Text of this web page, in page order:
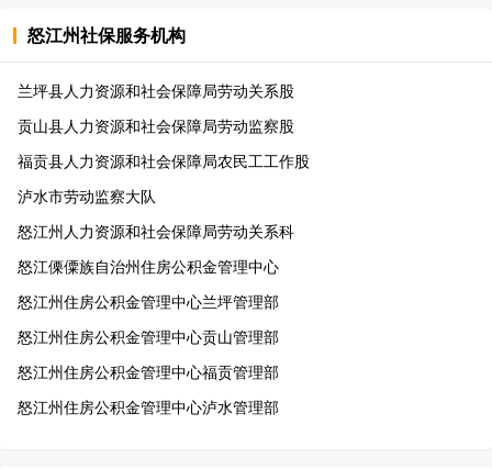
怒江州社保服务机构
兰坪县人力资源和社会保障局劳动关系股
贡山县人力资源和社会保障局劳动监察股
福贡县人力资源和社会保障局农民工工作股
泸水市劳动监察大队
怒江州人力资源和社会保障局劳动关系科
怒江傈僳族自治州住房公积金管理中心
怒江州住房公积金管理中心兰坪管理部
怒江州住房公积金管理中心贡山管理部
怒江州住房公积金管理中心福贡管理部
怒江州住房公积金管理中心泸水管理部